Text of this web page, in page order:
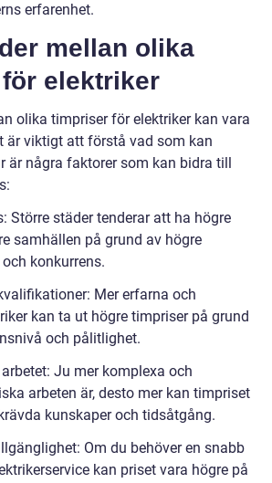
erfarenhet.
mellan olika
elektriker
olika timpriser för elektriker kan vara
är viktigt att förstå vad som kan
är några faktorer som kan bidra till
Större städer tenderar att ha högre
samhällen på grund av högre
konkurrens.
Mer erfarna och
kan ta ut högre timpriser på grund
och pålitlighet.
Ju mer komplexa och
arbeten är, desto mer kan timpriset
kunskaper och tidsåtgång.
Om du behöver en snabb
kan priset vara högre på